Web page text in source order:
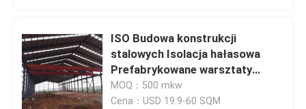
Magazyn Konstrukcji Stalowych
Warsztat Konstrukcji Stalowych
ISO Budowa konstrukcji
stalowych Isolacja hałasowa
Prefabrykowane warsztaty
stalowe
MOQ：500 mkw
Cena：USD 19.9-60 SQM